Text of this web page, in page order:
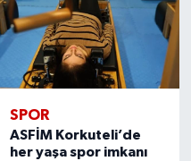
SPOR
ASFİM Korkuteli’de
her yaşa spor imkanı